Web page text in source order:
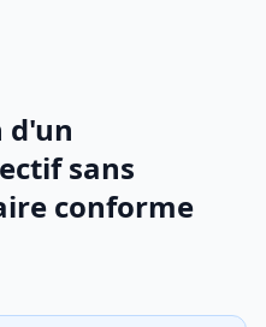
d'un
sans
conforme